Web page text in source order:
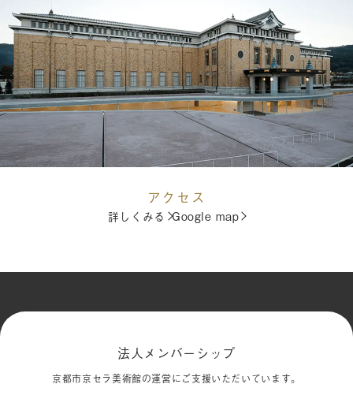
アクセス
詳しくみる Google map
法人メンバーシップ
京都市京セラ美術館の運営にご支援いただいています。